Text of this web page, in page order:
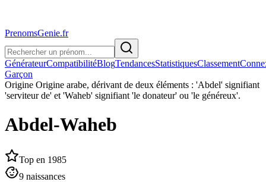
PrenomsGenie.fr
GénérateurCompatibilitéBlogTendancesStatistiquesClassement
Garçon
Origine Origine arabe, dérivant de deux éléments : 'Abdel' signifiant
'serviteur de' et 'Waheb' signifiant 'le donateur' ou 'le généreux'.
Abdel-Waheb
Top en 1985
9 naissances